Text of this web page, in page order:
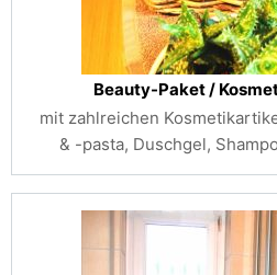
Beauty-Paket /
mit zahlreichen
& -pasta, Duschgel,